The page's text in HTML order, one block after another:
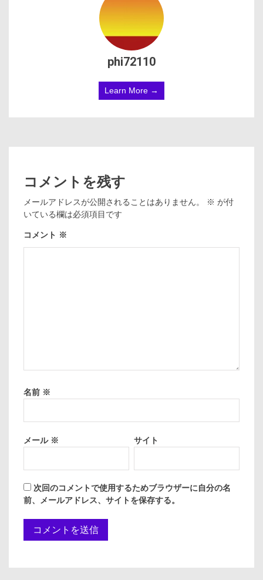
phi72110
Learn More →
コメントを残す
メールアドレスが公開されることはありません。 ※ が付
いている欄は必須項目です
コメント ※
名前 ※
メール ※ サイト
次回のコメントで使用するためブラウザーに自分の名
前、メールアドレス、サイトを保存する。